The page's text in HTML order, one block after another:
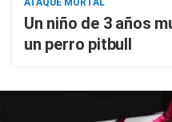
ATAQUE MORTAL
Un niño de 3 años
un perro pitbull